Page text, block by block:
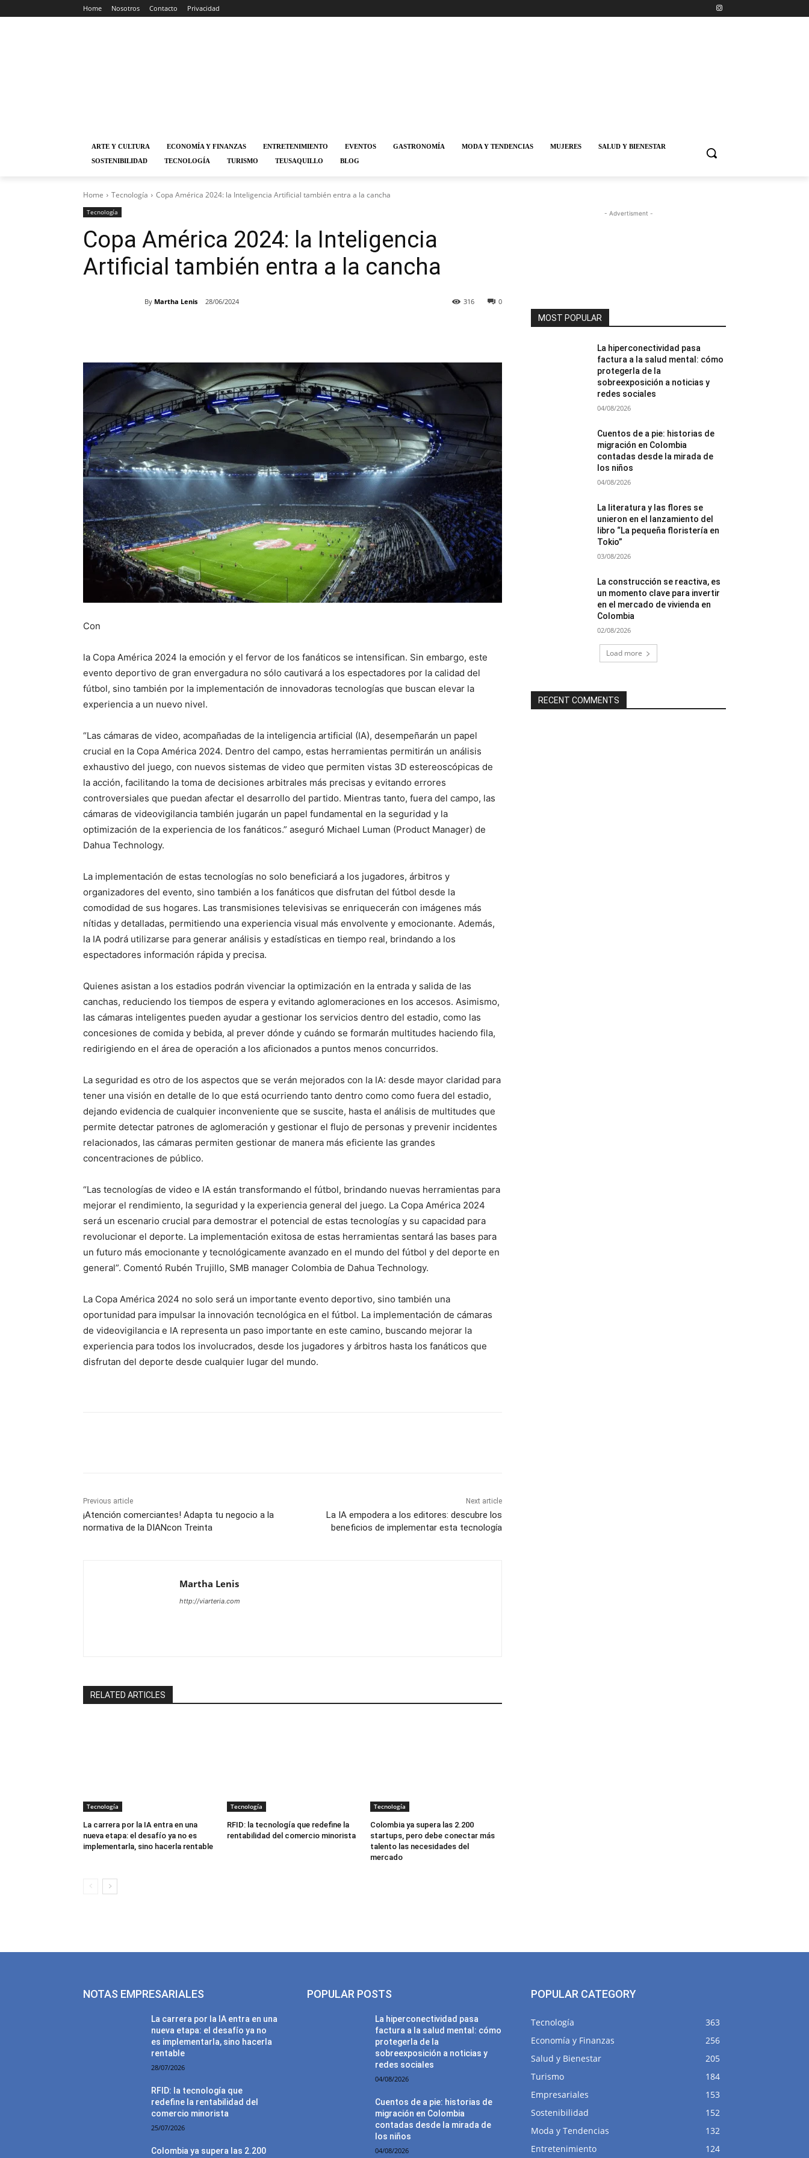
Home Nosotros Contacto Privacidad
ARTE Y CULTURA ECONOMÍA Y FINANZAS ENTRETENIMIENTO EVENTOS GASTRONOMÍA MODA Y TENDENCIAS MUJERES
SALUD Y BIENESTAR
SOSTENIBILIDAD
TECNOLOGÍA TURISMO TEUSAQUILLO BLOG
Home Tecnología Copa América 2024: la Inteligencia Artificial también entra a la cancha
Tecnología
Copa América 2024: la Inteligencia
Artificial también entra a la cancha
By Martha Lenis 28/06/2024 0
316
Con
la Copa América 2024 la emoción y el fervor de los fanáticos se intensifican. Sin embargo, este
evento deportivo de gran envergadura no sólo cautivará a los espectadores por la calidad del
fútbol, sino también por la implementación de innovadoras tecnologías que buscan elevar la
experiencia a un nuevo nivel.
“Las cámaras de video, acompañadas de la inteligencia artificial (IA), desempeñarán un papel
crucial en la Copa América 2024. Dentro del campo, estas herramientas permitirán un análisis
exhaustivo del juego, con nuevos sistemas de video que permiten vistas 3D estereoscópicas de
la acción, facilitando la toma de decisiones arbitrales más precisas y evitando errores
controversiales que puedan afectar el desarrollo del partido. Mientras tanto, fuera del campo, las
cámaras de videovigilancia también jugarán un papel fundamental en la seguridad y la
optimización de la experiencia de los fanáticos.” aseguró Michael Luman (Product Manager) de
Dahua Technology.
La implementación de estas tecnologías no solo beneficiará a los jugadores, árbitros y
organizadores del evento, sino también a los fanáticos que disfrutan del fútbol desde la
comodidad de sus hogares. Las transmisiones televisivas se enriquecerán con imágenes más
nítidas y detalladas, permitiendo una experiencia visual más envolvente y emocionante. Además,
la IA podrá utilizarse para generar análisis y estadísticas en tiempo real, brindando a los
espectadores información rápida y precisa.
Quienes asistan a los estadios podrán vivenciar la optimización en la entrada y salida de las
canchas, reduciendo los tiempos de espera y evitando aglomeraciones en los accesos. Asimismo,
las cámaras inteligentes pueden ayudar a gestionar los servicios dentro del estadio, como las
concesiones de comida y bebida, al prever dónde y cuándo se formarán multitudes haciendo fila,
redirigiendo en el área de operación a los aficionados a puntos menos concurridos.
La seguridad es otro de los aspectos que se verán mejorados con la IA: desde mayor claridad para
tener una visión en detalle de lo que está ocurriendo tanto dentro como como fuera del estadio,
dejando evidencia de cualquier inconveniente que se suscite, hasta el análisis de multitudes que
permite detectar patrones de aglomeración y gestionar el flujo de personas y prevenir incidentes
relacionados, las cámaras permiten gestionar de manera más eficiente las grandes
concentraciones de público.
“Las tecnologías de video e IA están transformando el fútbol, brindando nuevas herramientas para
mejorar el rendimiento, la seguridad y la experiencia general del juego. La Copa América 2024
será un escenario crucial para demostrar el potencial de estas tecnologías y su capacidad para
revolucionar el deporte. La implementación exitosa de estas herramientas sentará las bases para
un futuro más emocionante y tecnológicamente avanzado en el mundo del fútbol y del deporte en
general”. Comentó Rubén Trujillo, SMB manager Colombia de Dahua Technology.
La Copa América 2024 no solo será un importante evento deportivo, sino también una
oportunidad para impulsar la innovación tecnológica en el fútbol. La implementación de cámaras
de videovigilancia e IA representa un paso importante en este camino, buscando mejorar la
experiencia para todos los involucrados, desde los jugadores y árbitros hasta los fanáticos que
disfrutan del deporte desde cualquier lugar del mundo.
Previous article
¡Atención comerciantes! Adapta tu negocio a la
normativa de la DIANcon Treinta
Next article
La IA empodera a los editores: descubre los
beneficios de implementar esta tecnología
Martha Lenis
http://viarteria.com
RELATED ARTICLES
Tecnología
La carrera por la IA entra en una
nueva etapa: el desafío ya no es
implementarla, sino hacerla rentable
Tecnología
RFID: la tecnología que redefine la
rentabilidad del comercio minorista
Tecnología
Colombia ya supera las 2.200
startups, pero debe conectar más
talento las necesidades del
mercado
- Advertisment -
MOST POPULAR
La hiperconectividad pasa
factura a la salud mental: cómo
protegerla de la
sobreexposición a noticias y
redes sociales
04/08/2026
Cuentos de a pie: historias de
migración en Colombia
contadas desde la mirada de
los niños
04/08/2026
La literatura y las flores se
unieron en el lanzamiento del
libro “La pequeña floristería en
Tokio”
03/08/2026
La construcción se reactiva, es
un momento clave para invertir
en el mercado de vivienda en
Colombia
02/08/2026
Load more
RECENT COMMENTS
NOTAS EMPRESARIALES
La carrera por la IA entra en una
nueva etapa: el desafío ya no
es implementarla, sino hacerla
rentable
28/07/2026
RFID: la tecnología que
redefine la rentabilidad del
comercio minorista
25/07/2026
Colombia ya supera las 2.200
POPULAR POSTS
La hiperconectividad pasa
factura a la salud mental: cómo
protegerla de la
sobreexposición a noticias y
redes sociales
04/08/2026
Cuentos de a pie: historias de
migración en Colombia
contadas desde la mirada de
los niños
04/08/2026
POPULAR CATEGORY
Tecnología
363
Economía y Finanzas
256
Salud y Bienestar
205
Turismo
184
Empresariales
153
Sostenibilidad
152
Moda y Tendencias
132
Entretenimiento
124